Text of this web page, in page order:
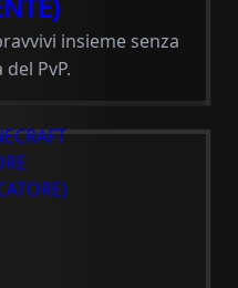
insieme senza
PvP.